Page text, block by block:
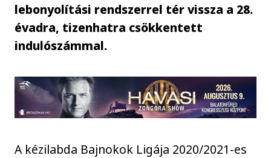
lebonyolítási rendszerrel tér vissza a 28.
évadra, tizenhatra csökkentett
indulószámmal.
A kézilabda Bajnokok Ligája 2020/2021-es